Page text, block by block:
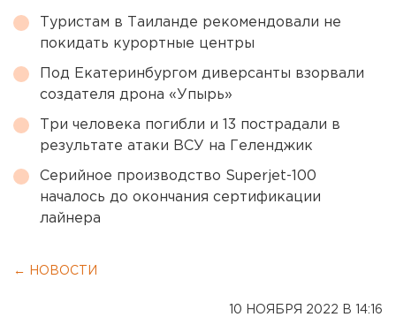
Туристам в Таиланде рекомендовали не
покидать курортные центры
Под Екатеринбургом диверсанты взорвали
создателя дрона «Упырь»
Три человека погибли и 13 пострадали в
результате атаки ВСУ на Геленджик
Серийное производство Superjet-100
началось до окончания сертификации
лайнера
← НОВОСТИ
10 НОЯБРЯ 2022 В 14:16